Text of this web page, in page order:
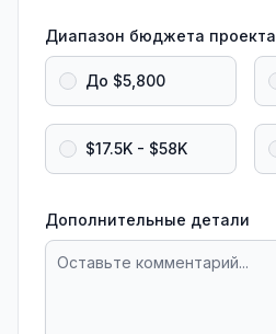
Диапазон бюджета проекта
До $5,800
$17.5K - $58K
Дополнительные детали